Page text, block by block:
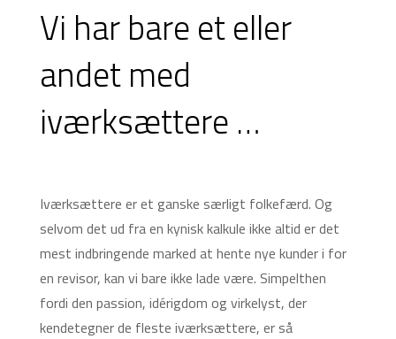
Vi har bare et eller
andet med
iværksættere …
Iværksættere er et ganske særligt folkefærd. Og
selvom det ud fra en kynisk kalkule ikke altid er det
mest indbringende marked at hente nye kunder i for
en revisor, kan vi bare ikke lade være. Simpelthen
fordi den passion, idérigdom og virkelyst, der
kendetegner de fleste iværksættere, er så